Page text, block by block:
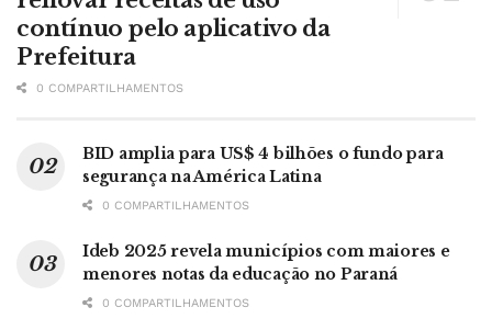
contínuo pelo aplicativo da
Prefeitura
0 COMPARTILHAMENTOS
BID amplia para US$ 4 bilhões o fundo para
segurança na América Latina
0 COMPARTILHAMENTOS
Ideb 2025 revela municípios com maiores e
menores notas da educação no Paraná
0 COMPARTILHAMENTOS